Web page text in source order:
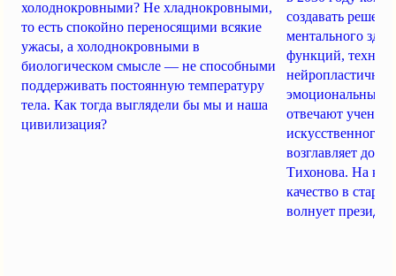
холоднокровными? Не хладнокровными,
то есть спокойно переносящими всякие
ужасы, а холоднокровными в
биологическом смысле — не способными
поддерживать постоянную температуру
тела. Как тогда выглядели бы мы и наша
цивилизация?
создавать
ментального
функций,
эмоциональным
отвечают ученые
искусственного
возглавляет
Тихонова. На
качество в
волнует